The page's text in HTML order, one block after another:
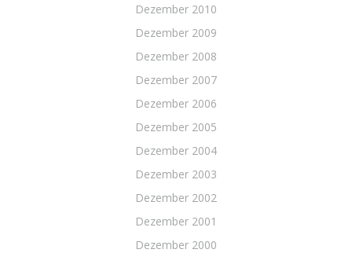
Dezember 2010
Dezember 2009
Dezember 2008
Dezember 2007
Dezember 2006
Dezember 2005
Dezember 2004
Dezember 2003
Dezember 2002
Dezember 2001
Dezember 2000